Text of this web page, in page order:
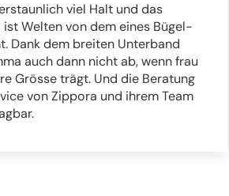
viel Halt und das
ist Welten von dem eines Bügel-
Dank dem breiten Unterband
auch dann nicht ab, wenn frau
Grösse trägt. Und die Beratung
von Zippora und ihrem Team